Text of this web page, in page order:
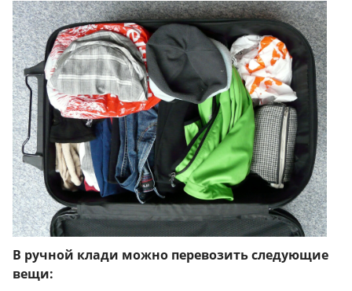
В ручной клади можно перевозить следующие
вещи: